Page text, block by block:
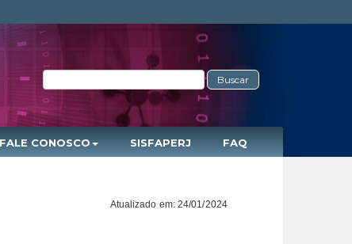
Buscar
FALE CONOSCO SISFAPERJ FAQ
Atualizado em: 24/01/2024